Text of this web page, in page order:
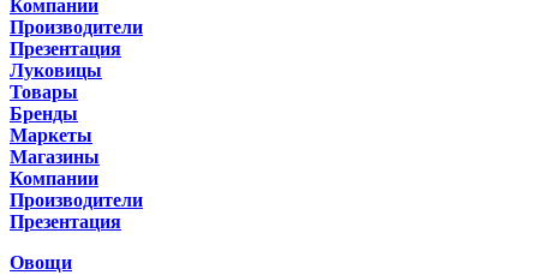
Компании
Производители
Презентация
Луковицы
Товары
Бренды
Маркеты
Магазины
Компании
Производители
Презентация
Овощи